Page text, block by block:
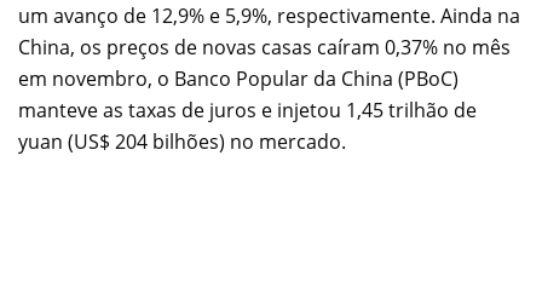
um avanço de 12,9% e 5,9%, respectivamente. Ainda na
China, os preços de novas casas caíram 0,37% no mês
em novembro, o Banco Popular da China (PBoC)
manteve as taxas de juros e injetou 1,45 trilhão de
yuan (US$ 204 bilhões) no mercado.